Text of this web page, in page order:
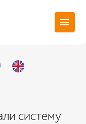
систему